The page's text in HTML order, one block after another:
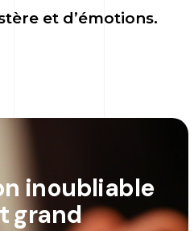
et d’émotions.
inoubliable
grand